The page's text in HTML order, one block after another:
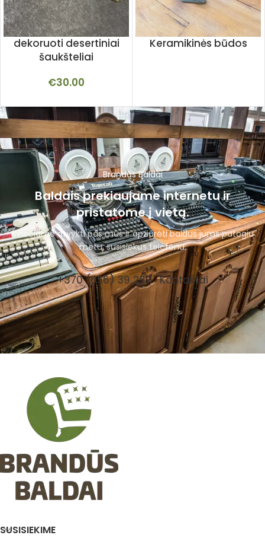
dekoruoti desertiniai
šaukšteliai
€30.00
Keramikinės būdos
Brandūs Baldai
Baldais prekiaujame internetu ir
pristatome į vietą.
Kviečiame atvykti pas mus ir apžiūrėti baldus jums patogiu
metu, susisiekus telefonu.
+370 (656) 39 287 Kontaktai
SUSISIEKIME